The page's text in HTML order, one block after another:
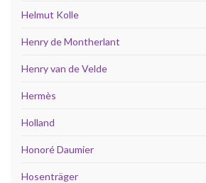
Helmut Kolle
Henry de Montherlant
Henry van de Velde
Hermès
Holland
Honoré Daumier
Hosenträger